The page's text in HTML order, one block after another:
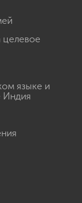
целевое
языке и
Индия